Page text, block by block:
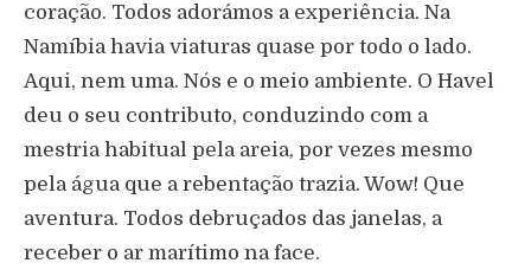
coração. Todos adorámos a experiência. Na
Namíbia havia viaturas quase por todo o lado.
Aqui, nem uma. Nós e o meio ambiente. O Havel
deu o seu contributo, conduzindo com a
mestria habitual pela areia, por vezes mesmo
pela água que a rebentação trazia. Wow! Que
aventura. Todos debruçados das janelas, a
receber o ar marítimo na face.